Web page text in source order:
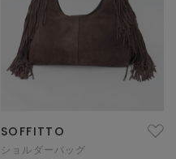
SOFFITTO
ショルダーバッグ